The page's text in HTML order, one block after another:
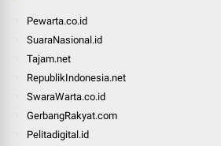
Pewarta.co.id
SuaraNasional.id
Tajam.net
RepublikIndonesia.net
SwaraWarta.co.id
GerbangRakyat.com
Pelitadigital.id